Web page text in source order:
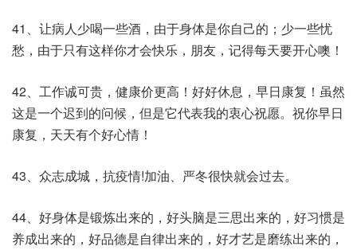
41、让病人少喝一些酒，由于身体是你自己的；少一些忧
愁，由于只有这样你才会快乐，朋友，记得每天要开心噢！
42、工作诚可贵，健康价更高！好好休息，早日康复！虽然
这是一个迟到的问候，但是它代表我的衷心祝愿。祝你早日
康复，天天有个好心情！
43、众志成城，抗疫情!加油、严冬很快就会过去。
44、好身体是锻炼出来的，好头脑是三思出来的，好习惯是
养成出来的，好品德是自律出来的，好才艺是磨练出来的，